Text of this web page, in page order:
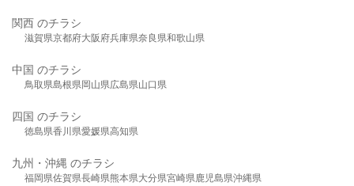
関西 のチラシ
滋賀県京都府大阪府兵庫県奈良県和歌山県
中国 のチラシ
鳥取県島根県岡山県広島県山口県
四国 のチラシ
徳島県香川県愛媛県高知県
九州・沖縄 のチラシ
福岡県佐賀県長崎県熊本県大分県宮崎県鹿児島県沖縄県